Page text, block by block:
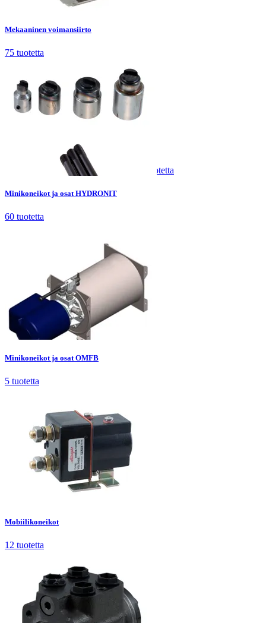
Mekaaninen voimansiirto
Mekaaninen voimansiirto
75 tuotetta
Minikoneikot ja osat HYDRONIT tuotetta
Minikoneikot ja osat HYDRONIT
60 tuotetta
Minikoneikot ja osat OMFB
Minikoneikot ja osat OMFB
5 tuotetta
Mobiilikoneikot
12 tuotetta